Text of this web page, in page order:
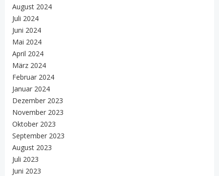
August 2024
Juli 2024
Juni 2024
Mai 2024
April 2024
März 2024
Februar 2024
Januar 2024
Dezember 2023
November 2023
Oktober 2023
September 2023
August 2023
Juli 2023
Juni 2023